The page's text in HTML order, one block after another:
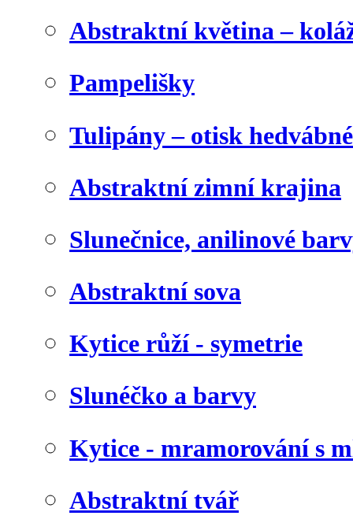
Abstraktní květina –
Pampelišky
Tulipány – otisk
Abstraktní zimní krajina
Slunečnice, anilinové
Abstraktní sova
Kytice růží - symetrie
Slunéčko a barvy
Kytice - mramorování s
Abstraktní tvář